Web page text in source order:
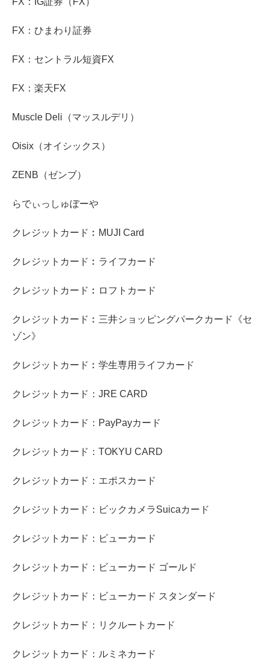
FX：ひまわり証券
FX：セントラル短資FX
FX：楽天FX
Muscle Deli（マッスルデリ）
Oisix（オイシックス）
ZENB（ゼンブ）
らでぃっしゅぼーや
クレジットカード︰MUJI Card
クレジットカード︰ライフカード
クレジットカード︰ロフトカード
クレジットカード︰三井ショッピングパークカード《セ
ゾン》
クレジットカード︰学生専用ライフカード
クレジットカード：JRE CARD
クレジットカード：PayPayカード
クレジットカード：TOKYU CARD
クレジットカード：エポスカード
クレジットカード：ビックカメラSuicaカード
クレジットカード：ビューカード
クレジットカード：ビューカード ゴールド
クレジットカード：ビューカード スタンダード
クレジットカード：リクルートカード
クレジットカード：ルミネカード